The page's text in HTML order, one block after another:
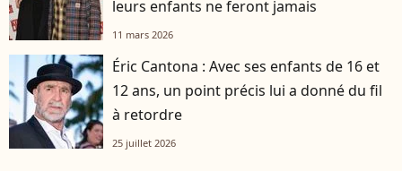
leurs enfants ne feront jamais
11 mars 2026
Éric Cantona : Avec ses enfants de 16 et
12 ans, un point précis lui a donné du fil
à retordre
25 juillet 2026